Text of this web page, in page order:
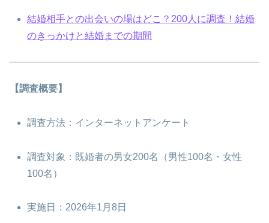
結婚相手との出会いの場はどこ？200人に調査！結婚
のきっかけと結婚までの期間
【調査概要】
調査方法：インターネットアンケート
調査対象：既婚者の男女200名（男性100名・女性
100名）
実施日：2026年1月8日